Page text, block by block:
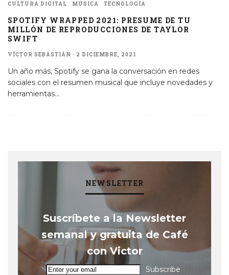
CULTURA DIGITAL MÚSICA TECNOLOGÍA
SPOTIFY WRAPPED 2021: PRESUME DE TU
MILLÓN DE REPRODUCCIONES DE TAYLOR
SWIFT
VÍCTOR SEBASTIÁN · 2 DICIEMBRE, 2021
Un año más, Spotify se gana la conversación en redes
sociales con el resumen musical que incluye novedades y
herramientas...
NEWSLETTER
Suscríbete a la Newsletter
semanal y gratuita de Café
con Victor
Subscribe